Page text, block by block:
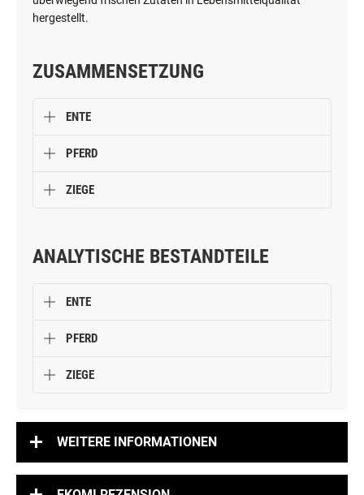
hergestellt.
ZUSAMMENSETZUNG
ENTE
PFERD
ZIEGE
ANALYTISCHE BESTANDTEILE
ENTE
PFERD
ZIEGE
WEITERE INFORMATIONEN